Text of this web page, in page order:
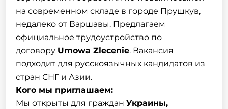
на современном складе в городе Прушкув,
недалеко от Варшавы. Предлагаем
официальное трудоустройство по
договору Umowa Zlecenie. Вакансия
подходит для русскоязычных кандидатов из
стран СНГ и Азии.
Кого мы приглашаем:
Мы открыты для гражданУкраины,